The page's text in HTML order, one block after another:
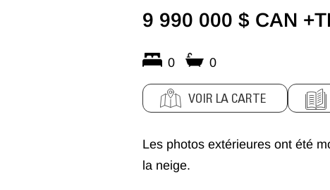
9 990 000 $ CAN
0 0
VOIR LA CARTE
Les photos extérieures ont été
la neige.